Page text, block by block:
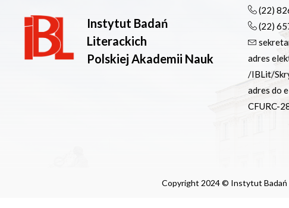
Instytut Badań
Literackich
Polskiej Akademii Nauk
(22)
(22)
adres
/IBLit/
adres do
CFURC-
Copyright 2024 © Instytut Badań